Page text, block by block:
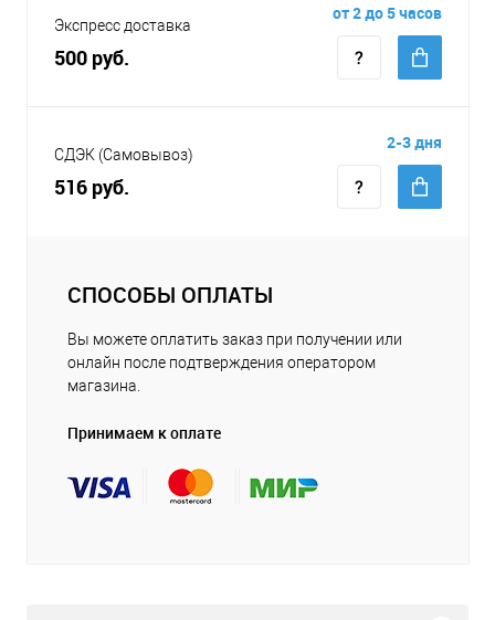
Экспресс доставка
500 руб.
от 2 до 5 часов
СДЭК (Самовывоз)
516 руб.
2-3 дня
СПОСОБЫ ОПЛАТЫ
Вы можете оплатить заказ при получении или
онлайн после подтверждения оператором
магазина.
Принимаем к оплате